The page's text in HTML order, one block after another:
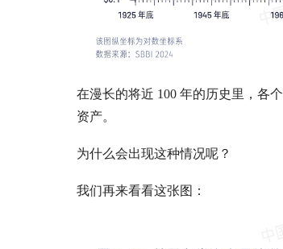
在漫长的将近 100 年的历史里，各个
资产。
为什么会出现这种情况呢？
我们再来看看这张图：